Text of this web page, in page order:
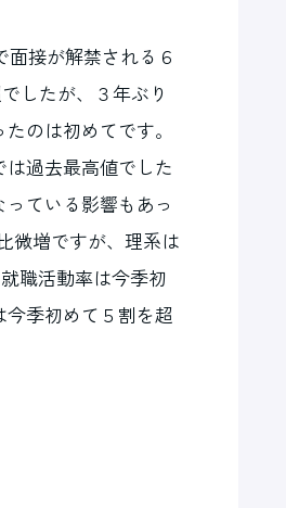
面接が解禁される６
したが、３年ぶり
のは初めてです。
過去最高値でした
ている影響もあっ
微増ですが、理系は
職活動率は今季初
季初めて５割を超